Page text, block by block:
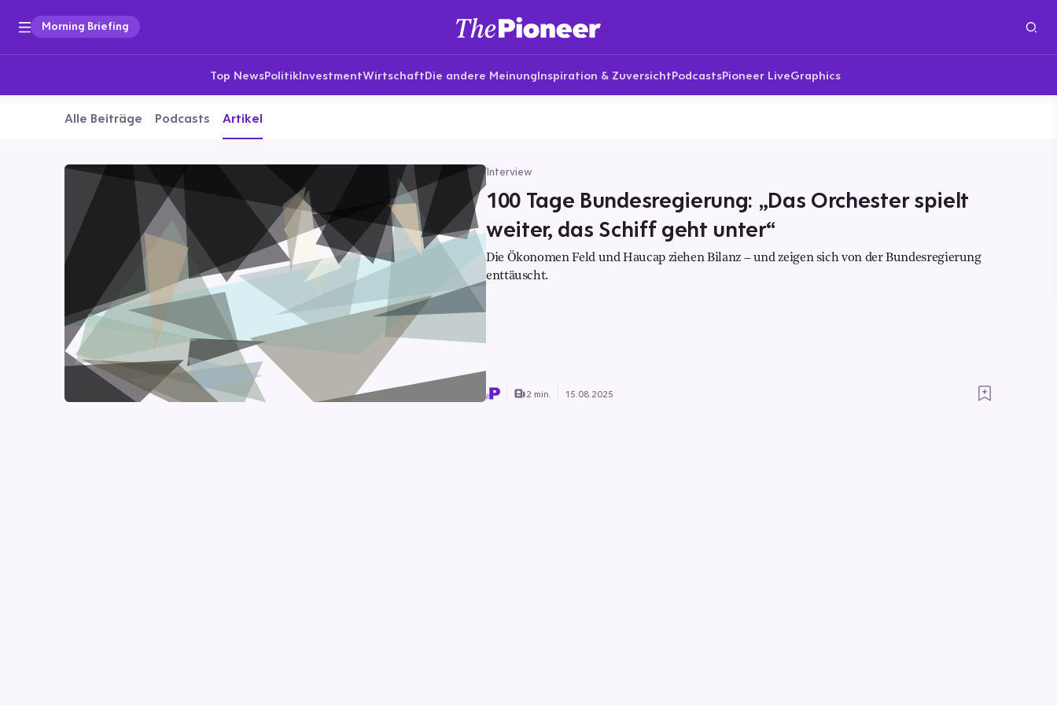
Morning Briefing
Top NewsPolitikInvestmentWirtschaftDie andere MeinungInspiration & ZuversichtPodcastsPioneer LiveGraphics
Alle Beiträge Podcasts Artikel
Interview
100 Tage Bundesregierung: „Das Orchester spielt
weiter, das Schiff geht unter“
Die Ökonomen Feld und Haucap ziehen Bilanz – und zeigen sich von der Bundesregierung
enttäuscht.
2 min. 15.08.2025